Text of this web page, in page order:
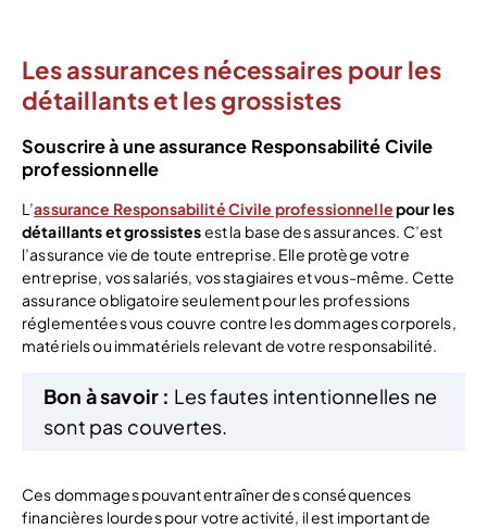
Les assurances nécessaires pour les
détaillants et les grossistes
Souscrire à une assurance Responsabilité Civile
professionnelle
L’assurance Responsabilité Civile professionnellepour les
détaillants et grossistesest la base des assurances. C’est
l’assurance vie de toute entreprise. Elle protège votre
entreprise, vos salariés, vos stagiaires et vous-même. Cette
assurance obligatoire seulement pour les professions
réglementées vous couvre contre les dommages corporels,
matériels ou immatériels relevant de votre responsabilité.
Bon à savoir : Les fautes intentionnelles ne
sont pas couvertes.
Ces dommages pouvant entraîner des conséquences
financières lourdes pour votre activité, il est important de